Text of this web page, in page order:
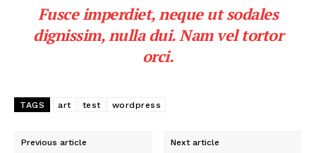
Fusce imperdiet, neque ut sodales
dignissim, nulla dui. Nam vel tortor
orci.
TAGS art test wordpress
Previous article Next article